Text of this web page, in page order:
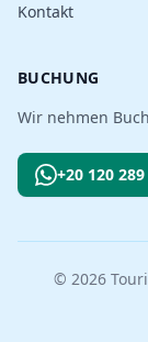
Kontakt
BUCHUNG
Wir nehmen
+20 120
© 2026